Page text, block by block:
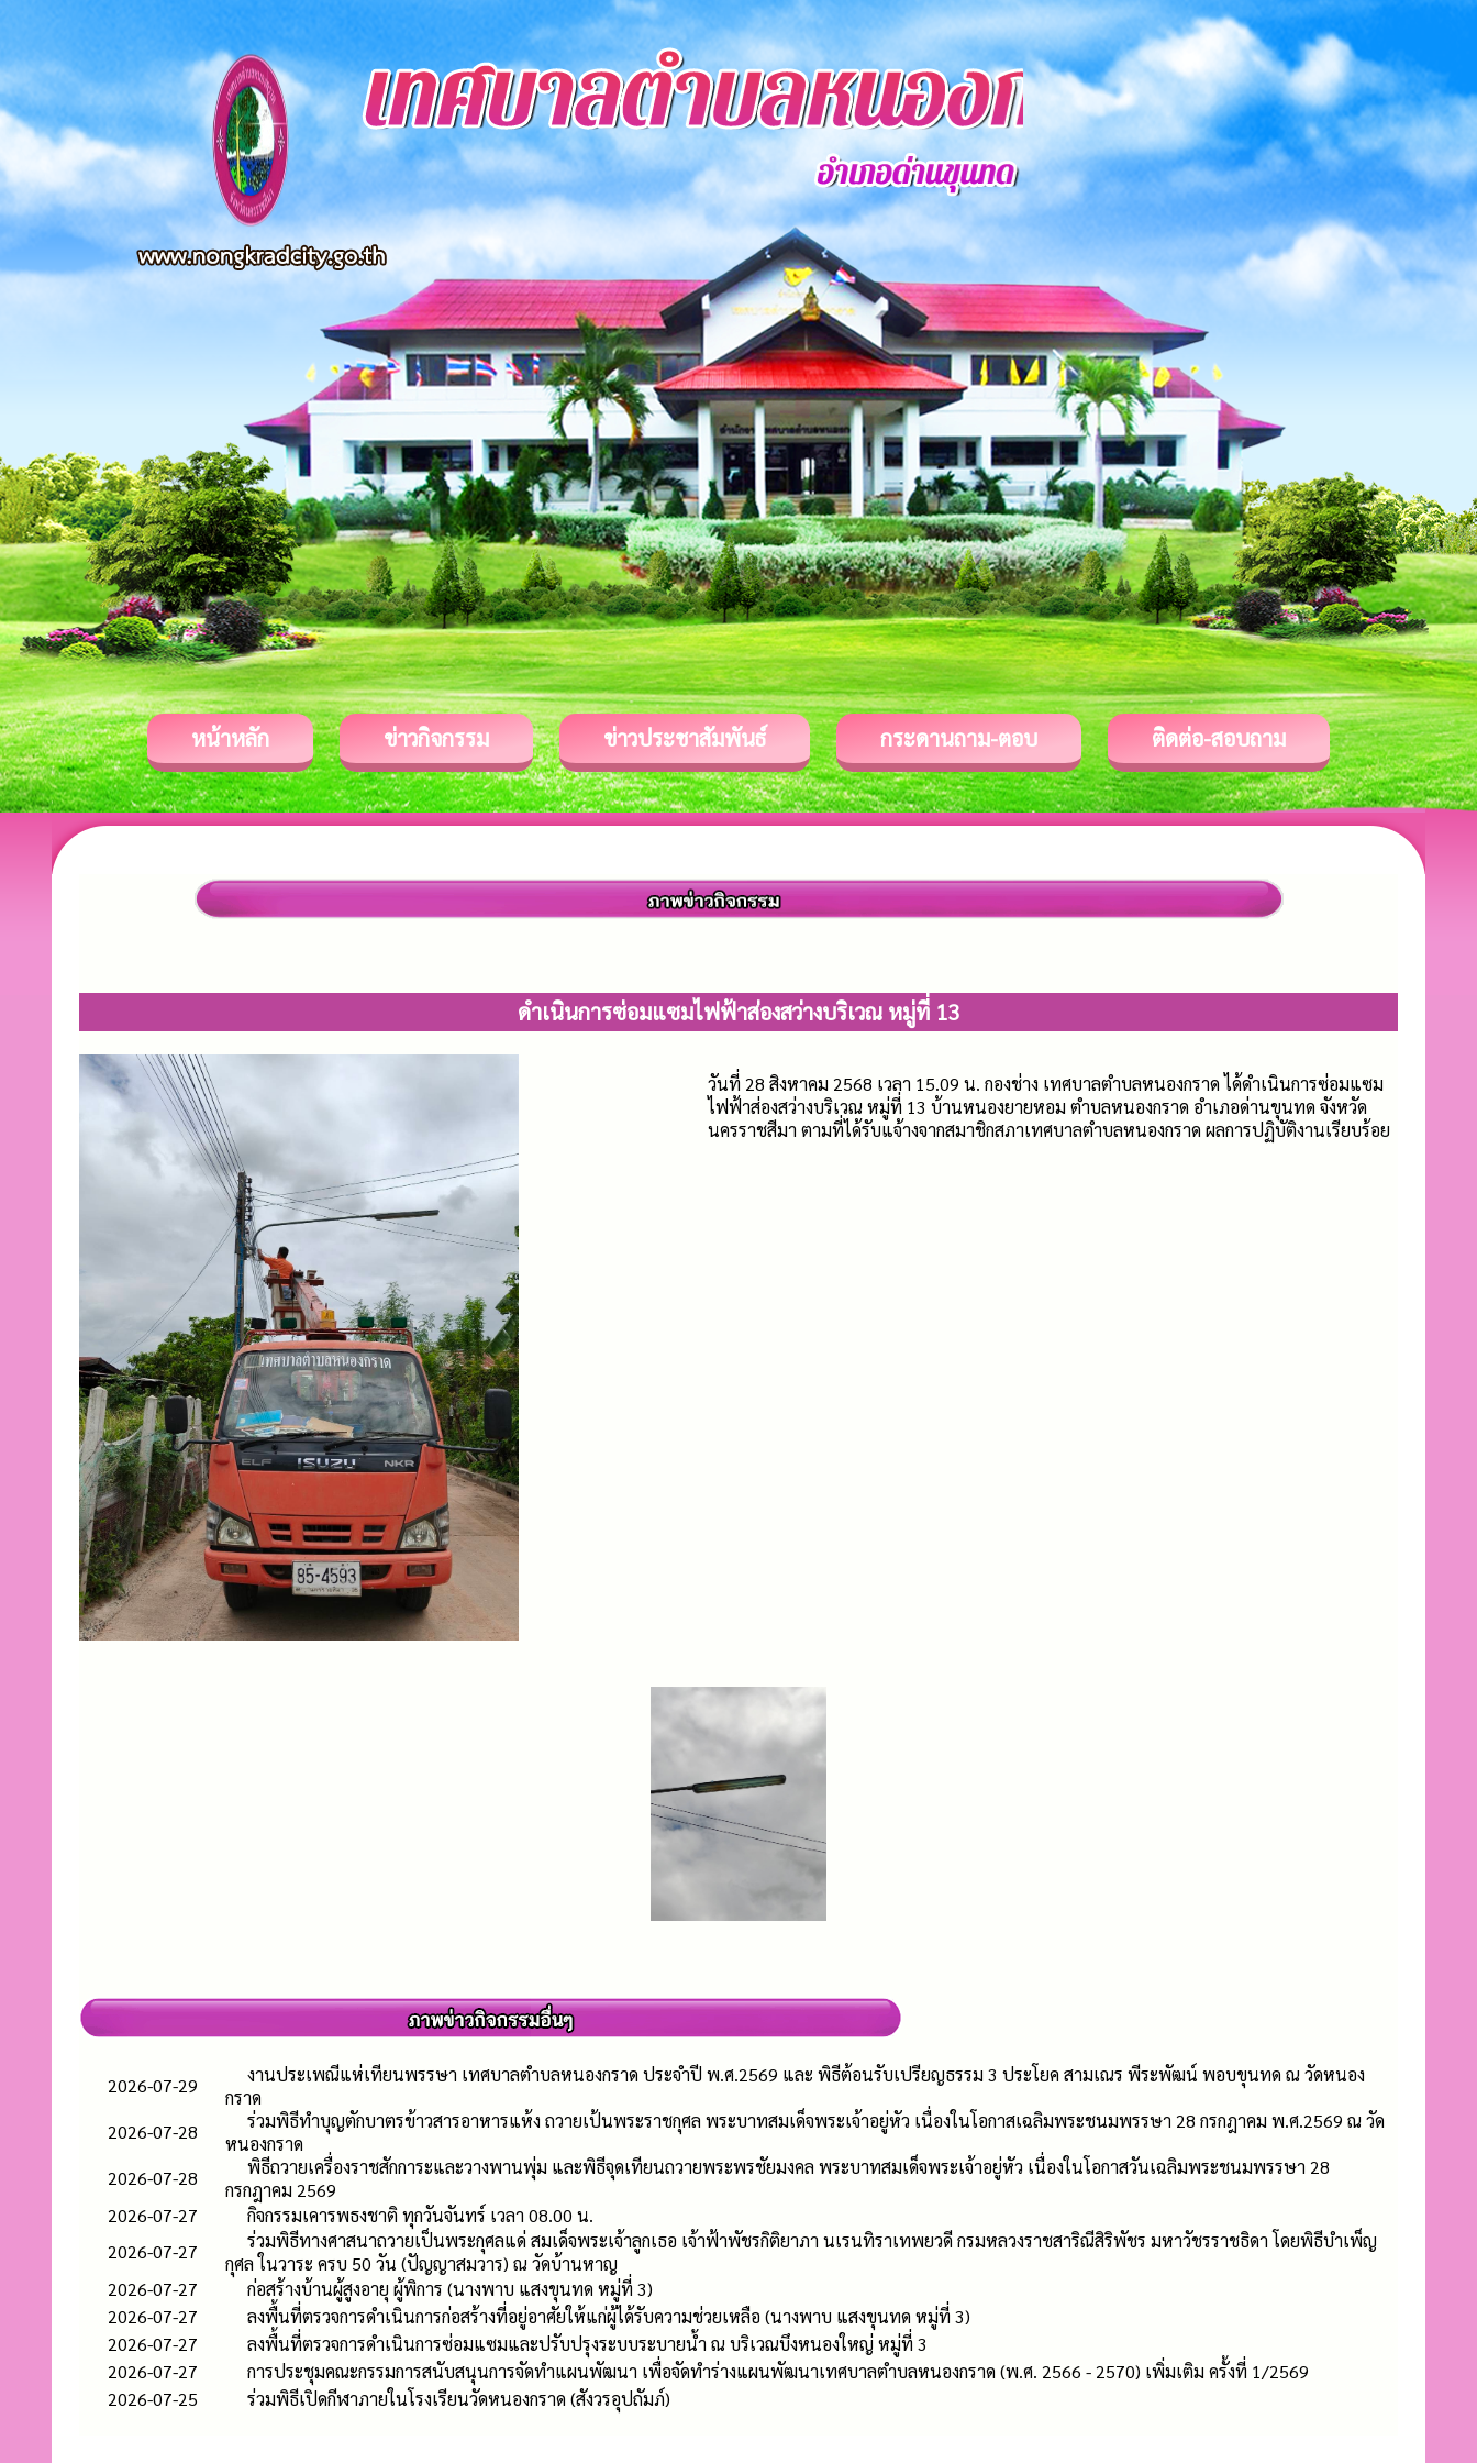
หน้าหลัก ข่าวกิจกรรม ข่าวประชาสัมพันธ์ กระดานถาม-ตอบ ติดต่อ-สอบถาม
ดำเนินการซ่อมแซมไฟฟ้าส่องสว่างบริเวณ หมู่ที่ 13
วันที่ 28 สิงหาคม 2568 เวลา 15.09 น. กองช่าง เทศบาลตำบลหนองกราด ได้ดำเนินการซ่อมแซม
ไฟฟ้าส่องสว่างบริเวณ หมู่ที่ 13 บ้านหนองยายหอม ตำบลหนองกราด อำเภอด่านขุนทด จังหวัด
นครราชสีมา ตามที่ได้รับแจ้างจากสมาชิกสภาเทศบาลตำบลหนองกราด ผลการปฏิบัติงานเรียบร้อย
2026-07-29
งานประเพณีแห่เทียนพรรษา เทศบาลตำบลหนองกราด ประจำปี พ.ศ.2569 และ พิธีต้อนรับเปรียญธรรม 3 ประโยค สามเณร พีระพัฒน์ พอบขุนทด ณ วัดหนอง
กราด
2026-07-28
ร่วมพิธีทำบุญตักบาตรข้าวสารอาหารแห้ง ถวายเป้นพระราชกุศล พระบาทสมเด็จพระเจ้าอยู่หัว เนื่องในโอกาสเฉลิมพระชนมพรรษา 28 กรกฎาคม พ.ศ.2569 ณ วัด
หนองกราด
2026-07-28
พิธีถวายเครื่องราชสักการะและวางพานพุ่ม และพิธีจุดเทียนถวายพระพรชัยมงคล พระบาทสมเด็จพระเจ้าอยู่หัว เนื่องในโอกาสวันเฉลิมพระชนมพรรษา 28
กรกฎาคม 2569
2026-07-27
กิจกรรมเคารพธงชาติ ทุกวันจันทร์ เวลา 08.00 น.
2026-07-27
ร่วมพิธีทางศาสนาถวายเป็นพระกุศลแด่ สมเด็จพระเจ้าลูกเธอ เจ้าฟ้าพัชรกิติยาภา นเรนทิราเทพยวดี กรมหลวงราชสาริณีสิริพัชร มหาวัชรราชธิดา โดยพิธีบำเพ็ญ
กุศล ในวาระ ครบ 50 วัน (ปัญญาสมวาร) ณ วัดบ้านหาญ
2026-07-27
ก่อสร้างบ้านผู้สูงอายุ ผู้พิการ (นางพาบ แสงขุนทด หมู่ที่ 3)
2026-07-27
ลงพื้นที่ตรวจการดำเนินการก่อสร้างที่อยู่อาศัยให้แก่ผู้ได้รับความช่วยเหลือ (นางพาบ แสงขุนทด หมู่ที่ 3)
2026-07-27
ลงพื้นที่ตรวจการดำเนินการซ่อมแซมและปรับปรุงระบบระบายน้ำ ณ บริเวณบึงหนองใหญ่ หมู่ที่ 3
2026-07-27
การประชุมคณะกรรมการสนับสนุนการจัดทำแผนพัฒนา เพื่อจัดทำร่างแผนพัฒนาเทศบาลตำบลหนองกราด (พ.ศ. 2566 - 2570) เพิ่มเติม ครั้งที่ 1/2569
2026-07-25
ร่วมพิธีเปิดกีฬาภายในโรงเรียนวัดหนองกราด (สังวรอุปถัมภ์)